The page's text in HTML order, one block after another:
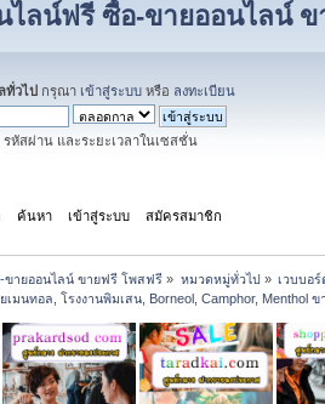
ไลน์ฟรี ซื้อ-ขายออนไลน์
วไป กรุณา เข้าสู่ระบบ หรือ ลงทะเบียน
หัสผ่าน และระยะเวลาในเซสชั่น
ค้นหา เข้าสู่ระบบ สมัครสมาชิก
ขายออนไลน์ ขายฟรี โพสฟรี » หมวดหมู่ทั่วไป» เวบบอ
มนทอล, โรงงานพิมเสน, Borneol, Camphor, Menthol ข